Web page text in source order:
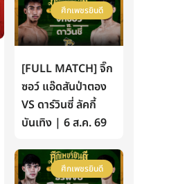
ศึกเพชรยินดี
[FULL MATCH] จิ๊ก
ซอว์ แอ๊ดสันป่าตอง
VS ดาร์วินซี่ ลัคกี้
บันเทิง | 6 ส.ค. 69
ศึกเพชรยินดี